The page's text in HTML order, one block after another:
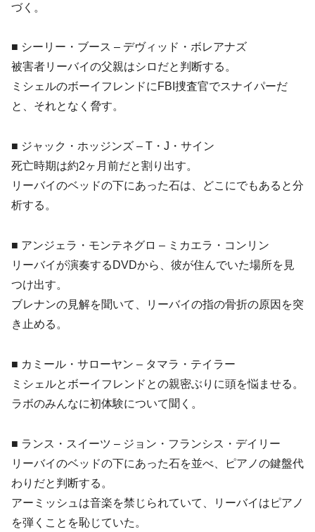
づく。
■ シーリー・ブース – デヴィッド・ボレアナズ
被害者リーバイの父親はシロだと判断する。
ミシェルのボーイフレンドにFBI捜査官でスナイパーだ
と、それとなく脅す。
■ ジャック・ホッジンズ – T・J・サイン
死亡時期は約2ヶ月前だと割り出す。
リーバイのベッドの下にあった石は、どこにでもあると分
析する。
■ アンジェラ・モンテネグロ – ミカエラ・コンリン
リーバイが演奏するDVDから、彼が住んでいた場所を見
つけ出す。
ブレナンの見解を聞いて、リーバイの指の骨折の原因を突
き止める。
■ カミール・サローヤン – タマラ・テイラー
ミシェルとボーイフレンドとの親密ぶりに頭を悩ませる。
ラボのみんなに初体験について聞く。
■ ランス・スイーツ – ジョン・フランシス・デイリー
リーバイのベッドの下にあった石を並べ、ピアノの鍵盤代
わりだと判断する。
アーミッシュは音楽を禁じられていて、リーバイはピアノ
を弾くことを恥じていた。